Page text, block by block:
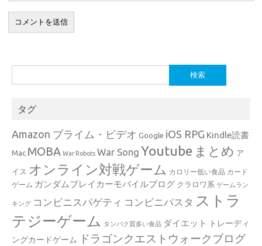
索:
タグ
Amazon プライム・ビデオ Google iOS RPG Kindle読書
Mac MOBA War Robots War Song Youtube まとめ ア
イス オンライン対戦ゲーム カロリー低い食品 カード
ゲーム ガンダムブレイカーモバイルブログ クラロワ系 ゲームラン
キング コンビニスパゲティ コンビニパスタ ストラ
テジーゲーム
タンパク質多い食品 ダイエット
トレーディ
ングカードゲーム
ドラゴンクエストウォークブログ